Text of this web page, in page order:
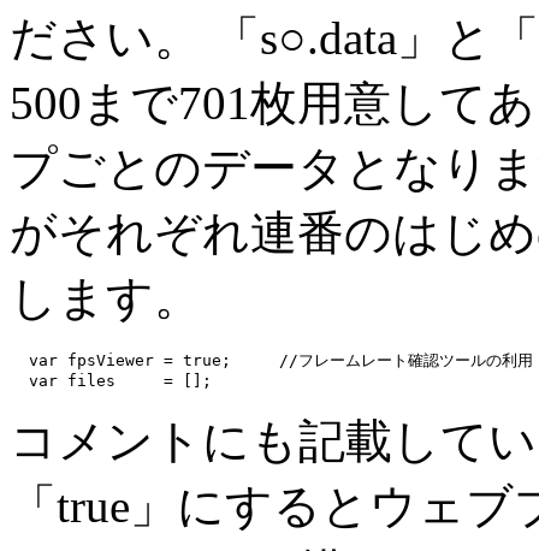
ださい。 「s○.data」と
500まで701枚用意して
プごとのデータとなり
がそれぞれ連番のはじ
します。
  var fpsViewer = true;     //フレームレート確認ツールの利用
コメントにも記載して
「true」にするとウェ